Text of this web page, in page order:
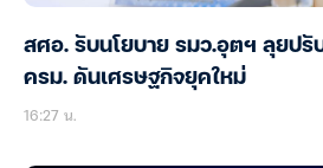
สศอ. รับนโยบาย รมว.อุตฯ ลุยป
ครม. ดันเศรษฐกิจยุคใหม่
16:27 น.